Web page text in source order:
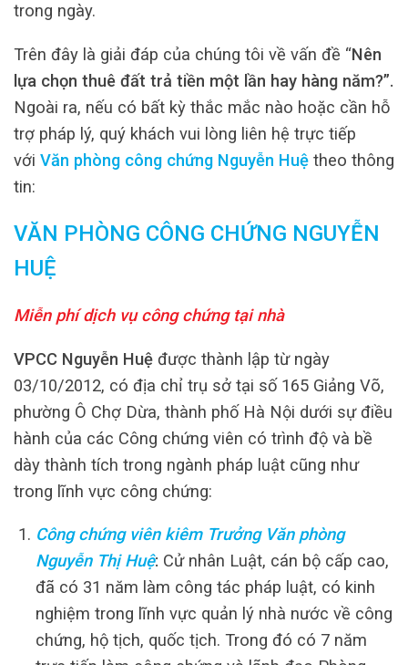
trong ngày.
Trên đây là giải đáp của chúng tôi về vấn đề “Nên
lựa chọn thuê đất trả tiền một lần hay hàng năm?”.
Ngoài ra, nếu có bất kỳ thắc mắc nào hoặc cần hỗ
trợ pháp lý, quý khách vui lòng liên hệ trực tiếp
với Văn phòng công chứng Nguyễn Huệ theo thông
tin:
VĂN PHÒNG CÔNG CHỨNG NGUYỄN
HUỆ
Miễn phí dịch vụ công chứng tại nhà
VPCC Nguyễn Huệ được thành lập từ ngày
03/10/2012, có địa chỉ trụ sở tại số 165 Giảng Võ,
phường Ô Chợ Dừa, thành phố Hà Nội dưới sự điều
hành của các Công chứng viên có trình độ và bề
dày thành tích trong ngành pháp luật cũng như
trong lĩnh vực công chứng:
Công chứng viên kiêm Trưởng Văn phòng
Nguyễn Thị Huệ: Cử nhân Luật, cán bộ cấp cao,
đã có 31 năm làm công tác pháp luật, có kinh
nghiệm trong lĩnh vực quản lý nhà nước về công
chứng, hộ tịch, quốc tịch. Trong đó có 7 năm